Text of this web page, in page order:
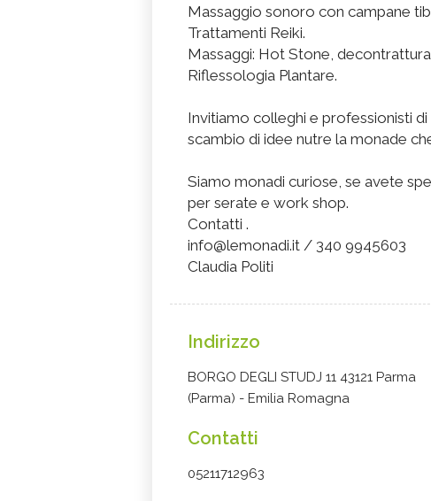
Massaggio sonoro con campane
Trattamenti Reiki.
Massaggi: Hot Stone,
Riflessologia Plantare.
Invitiamo colleghi e professionisti
scambio di idee nutre la monade
Siamo monadi curiose, se avete
per serate e work shop.
Contatti .
info@lemonadi.it / 340 9945603
Claudia Politi
Indirizzo
BORGO DEGLI STUDJ 11 43121 Parma
(Parma) - Emilia Romagna
Contatti
05211712963